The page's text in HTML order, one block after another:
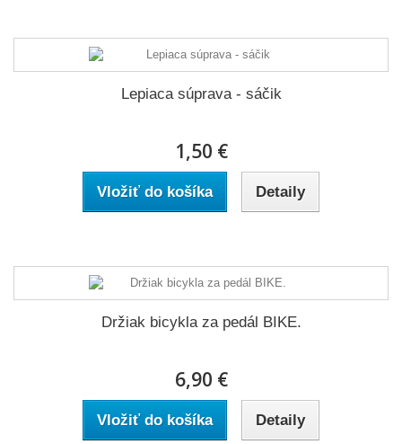
Lepiaca súprava - sáčik
1,50 €
Vložiť do košíka Detaily
Držiak bicykla za pedál BIKE.
6,90 €
Vložiť do košíka Detaily